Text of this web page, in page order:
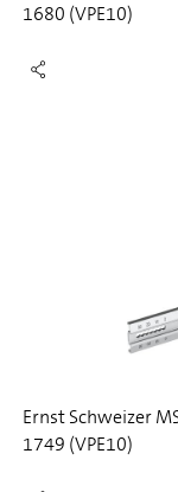
1680 (VPE10)
Ernst Schweizer
1749 (VPE10)